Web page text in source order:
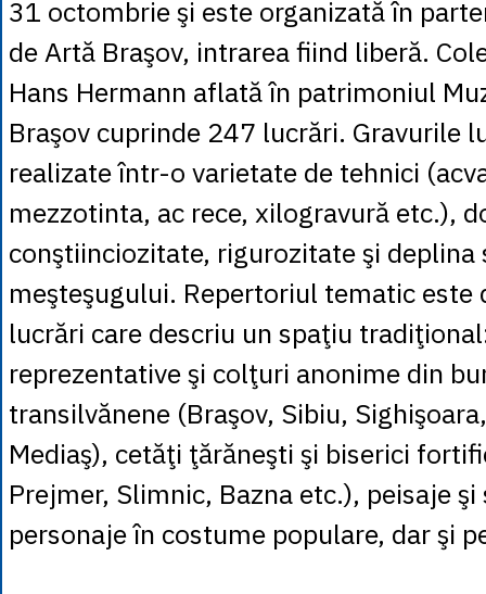
31 octombrie şi este organizată în
de Artă Braşov, intrarea fiind liberă.
Hans Hermann aflată în patrimoniul
Braşov cuprinde 247 lucrări. Gravurile
realizate într-o varietate de tehnici
mezzotinta, ac rece, xilogravură etc.),
conştiinciozitate, rigurozitate şi deplina
meşteşugului. Repertoriul tematic este
lucrări care descriu un spaţiu
reprezentative şi colţuri anonime din
transilvănene (Braşov, Sibiu,
Mediaş), cetăţi ţărăneşti şi biserici
Prejmer, Slimnic, Bazna etc.), peisaje şi
personaje în costume populare, dar şi